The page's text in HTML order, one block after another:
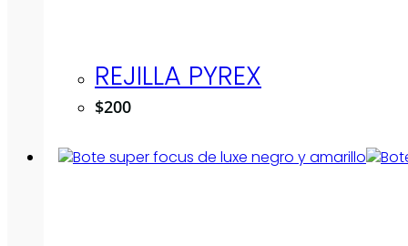
REJILLA PYREX
$200